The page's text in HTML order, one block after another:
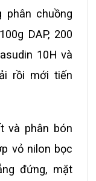
chuồng
DAP, 200
10H và
rồi mới tiến
và phân bón
vỏ nilon bọc
đứng, mặt